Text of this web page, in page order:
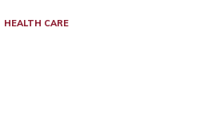
HEALTH CARE